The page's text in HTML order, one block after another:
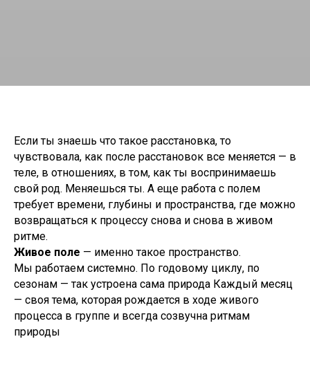
Если ты знаешь что такое расстановка, то
чувствовала, как после расстановок все меняется — в
теле, в отношениях, в том, как ты воспринимаешь
свой род. Меняешься ты. А еще работа с полем
требует времени, глубины и пространства, где можно
возвращаться к процессу снова и снова в живом
ритме.
Живое поле — именно такое пространство.
Мы работаем системно. По годовому циклу, по
сезонам — так устроена сама природа Каждый месяц
— своя тема, которая рождается в ходе живого
процесса в группе и всегда созвучна ритмам
природы